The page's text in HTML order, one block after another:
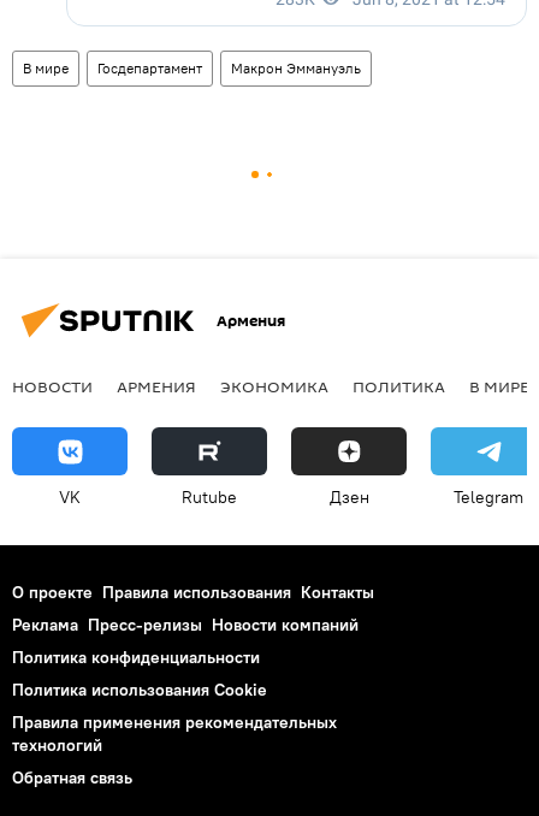
В мире Госдепартамент Макрон Эммануэль
Армения
НОВОСТИ АРМЕНИЯ ЭКОНОМИКА ПОЛИТИКА В МИРЕ
VK Rutube Дзен Telegram
О проекте Правила использования Контакты
Реклама Пресс-релизы Новости компаний
Политика конфиденциальности
Политика использования Cookie
Правила применения рекомендательных
технологий
Обратная связь